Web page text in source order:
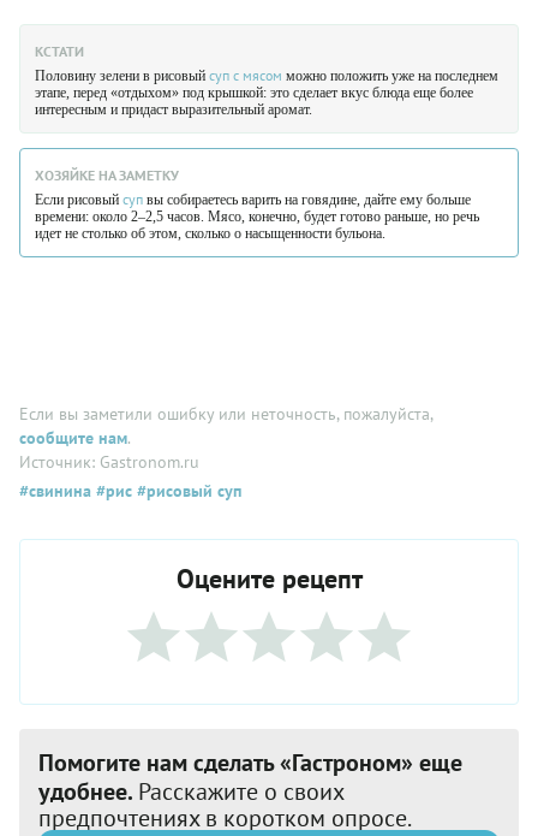
КСТАТИ
Половину зелени в рисовый суп с мясом можно положить уже на последнем
этапе, перед «отдыхом» под крышкой: это сделает вкус блюда еще более
интересным и придаст выразительный аромат.
ХОЗЯЙКЕ НА ЗАМЕТКУ
Если рисовый суп вы собираетесь варить на говядине, дайте ему больше
времени: около 2–2,5 часов. Мясо, конечно, будет готово раньше, но речь
идет не столько об этом, сколько о насыщенности бульона.
Если вы заметили ошибку или неточность, пожалуйста,
сообщите нам.
Источник: Gastronom.ru
#свинина #рис #рисовый суп
Оцените рецепт
Помогите нам сделать «Гастроном» еще
удобнее. Расскажите о своих
предпочтениях в коротком опросе.